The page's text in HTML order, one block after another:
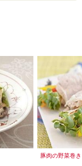
豚肉の野菜巻